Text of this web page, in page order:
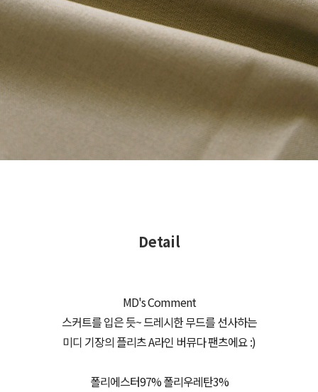
Detail
MD's Comment
스커트를 입은 듯~ 드레시한 무드를 선사하는
미디 기장의 플리츠 A라인 버뮤다 팬츠에요 :)
폴리에스터97% 폴리우레탄3%